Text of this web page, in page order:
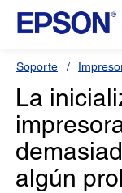
Soporte
La
algún